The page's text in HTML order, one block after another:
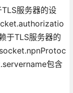
服务器的设
于TLS服务器的
包含